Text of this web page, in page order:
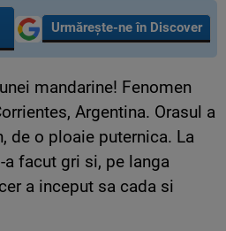
Urmărește-ne în Discover
mandarine! Fenomen
Argentina. Orasul a
de o ploaie puternica. La
facut gri si, pe langa
a inceput sa cada si